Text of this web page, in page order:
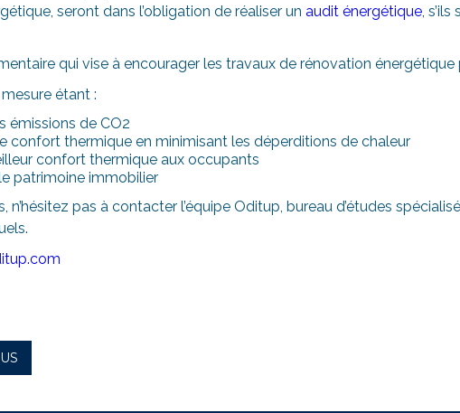
seront dans l’obligation de réaliser un audit énergétique,
qui vise à encourager les travaux de rénovation
étant :
émissions de CO2
confort thermique en minimisant les déperditions de chaleur
confort thermique aux occupants
patrimoine immobilier
n’hésitez pas à contacter l’équipe Oditup, bureau d’études